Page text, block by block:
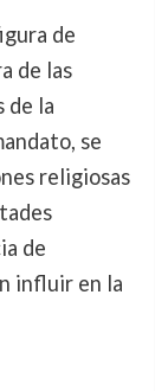
de
de las
de la
se
religiosas
de
influir en la